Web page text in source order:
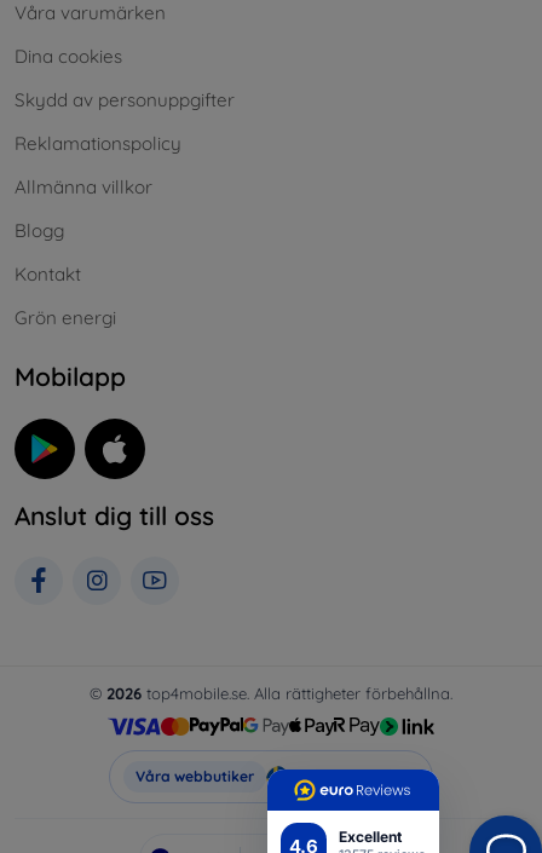
4.6 Excellent
Våra varumärken
Dina cookies
Skydd av personuppgifter
Reklamationspolicy
Allmänna villkor
Blogg
Kontakt
Grön energi
Mobilapp
Anslut dig till oss
© 2026 top4mobile.se. Alla rättigheter förbehållna.
Våra webbutiker Top4Mobile.se